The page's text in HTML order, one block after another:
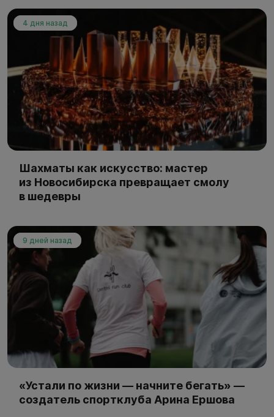
4 дня назад
Шахматы как искусство: мастер
из Новосибирска превращает смолу
в шедевры
9 дней назад
«Устали по жизни — начните бегать» —
создатель спортклуба Арина Ершова